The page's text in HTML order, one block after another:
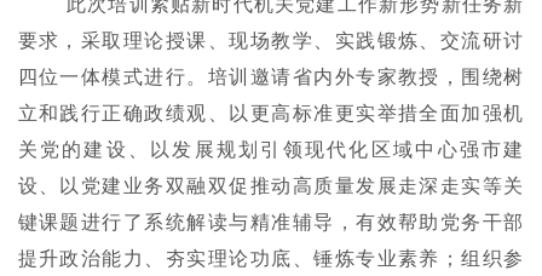
要求，采取理论授课、现场教学、实践锻炼、交流研讨
四位一体模式进行。培训邀请省内外专家教授，围绕树
立和践行正确政绩观、以更高标准更实举措全面加强机
关党的建设、以发展规划引领现代化区域中心强市建
设、以党建业务双融双促推动高质量发展走深走实等关
键课题进行了系统解读与精准辅导，有效帮助党务干部
提升政治能力、夯实理论功底、锤炼专业素养；组织参